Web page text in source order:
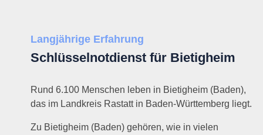
Langjährige Erfahrung
Schlüsselnotdienst für Bietigheim
Rund 6.100 Menschen leben in Bietigheim (Baden),
das im Landkreis Rastatt in Baden-Württemberg liegt.
Zu Bietigheim (Baden) gehören, wie in vielen